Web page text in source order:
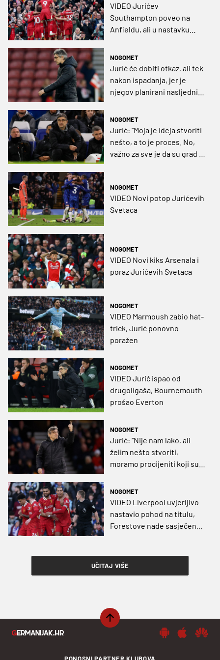
VIDEO Jurićev
Southampton poveo na
Anfieldu, ali u nastavku
NOGOMET
Jurić će dobiti otkaz, ali tek
nakon ispadanja, jer je
njegov planirani nasljednik
NOGOMET
Jurić: “Moja je ideja stvoriti
nešto, a to je proces. No,
važno za sve je da su grad i
NOGOMET
VIDEO Novi potop Jurićevih
Svetaca
NOGOMET
VIDEO Novi kiks Arsenala i
poraz Jurićevih Svetaca
NOGOMET
VIDEO Marmoush zabio hat-
trick, Jurić ponovno
poražen
NOGOMET
VIDEO Jurić ispao od
drugoligaša, Bournemouth
prošao Everton
NOGOMET
Jurić: “Nije nam lako, ali
želim nešto stvoriti,
moramo procijeniti koji su
NOGOMET
VIDEO Liverpool uvjerljivo
nastavio pohod na titulu,
Forestove nade sasječene,
UČITAJ VIŠE